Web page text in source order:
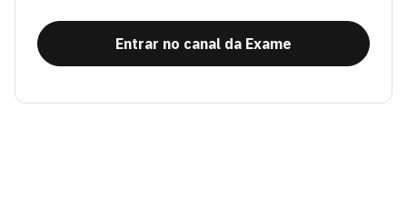
Entrar no canal da Exame